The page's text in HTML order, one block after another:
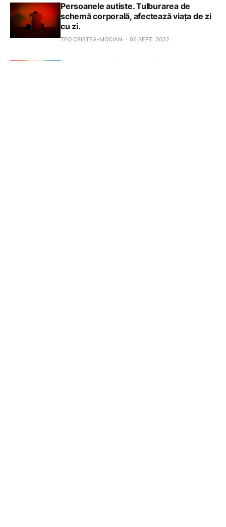
Persoanele autiste. Tulburarea de
schemă corporală, afectează viața de zi
cu zi.
TEO CRISTEA-MOCIAN 06 SEPT. 2022
Persoanele autiste au mai multe șanse